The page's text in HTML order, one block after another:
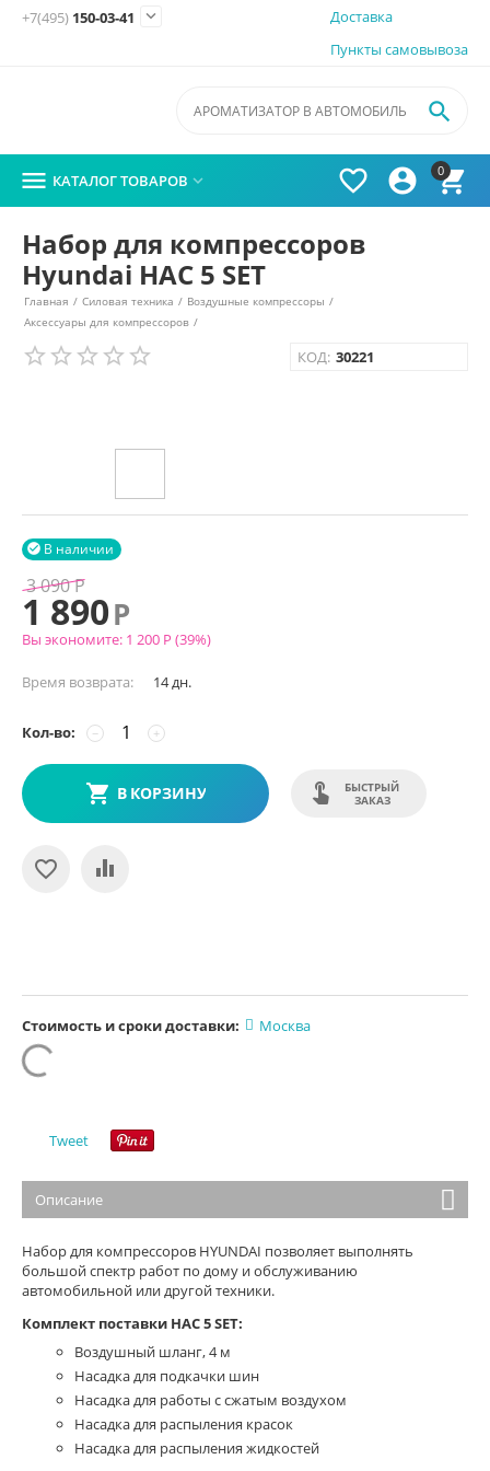
Доставка
Пункты самовывоза
+7(495) 150-03-41 
0




 КАТАЛОГ ТОВАРОВ 
Набор для компрессоров
Hyundai HAC 5 SET
Главная / Силовая техника / Воздушные компрессоры /
Аксессуары для компрессоров /
КОД: 30221
В наличии

3 090Р
1 890Р
Вы экономите: 1 200 Р (39%)
Время возврата: 14 дн.
Кол-во: +
−
В КОРЗИНУ
БЫСТРЫЙ
ЗАКАЗ
Стоимость и сроки доставки: Москва
Tweet
Описание
Набор для компрессоров HYUNDAI позволяет выполнять
большой спектр работ по дому и обслуживанию
автомобильной или другой техники.
Комплект поставки HAC 5 SET:
Воздушный шланг, 4 м
Насадка для подкачки шин
Насадка для работы с сжатым воздухом
Насадка для распыления красок
Насадка для распыления жидкостей